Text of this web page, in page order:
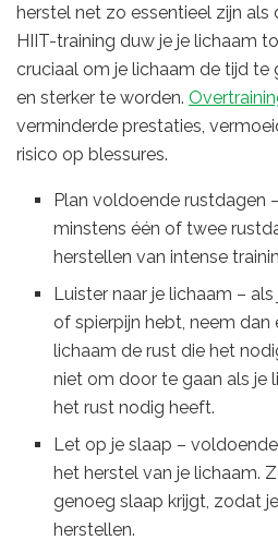
herstel net zo essentieel zijn als
HIIT-training duw je je lichaam
cruciaal om je lichaam de tijd te
en sterker te worden.
verminderde prestaties,
risico op blessures.
Plan voldoende rustdagen
minstens één of twee
herstellen van intense
Luister naar je lichaam –
of spierpijn hebt, neem dan
lichaam de rust die het
niet om door te gaan als je
het rust nodig heeft.
Let op je slaap –
het herstel van je lichaam.
genoeg slaap krijgt, zodat
herstellen.